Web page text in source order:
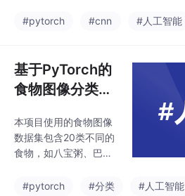
一个名为CNN的类，继
张用于训练，10,000张
8像素，并且已经做了
居中处理，这在一定程
度上减少了预处理的工
训练和运行速度。nn.C
onv2d(stride=1,paddin
g=2),nn.ReLU(),nn.Re
U()
#pytorch #cnn #人工智能
基于PyTorch的
食物图像分类实
到模型训练
本项目使用的食物图像
数据集包含20类不同的
食物，如八宝粥、巴旦
分为训练集和测试集，
#pytorch #分类 #人工智能